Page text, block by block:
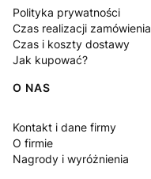
Polityka prywatności
Czas realizacji zamówienia
Czas i koszty dostawy
Jak kupować?
O NAS
Kontakt i dane firmy
O firmie
Nagrody i wyróżnienia